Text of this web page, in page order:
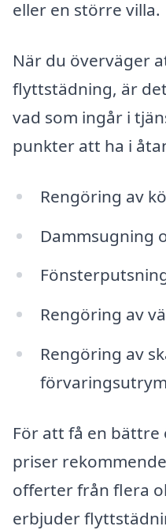
eller en större villa.
När du överväger
flyttstädning, är
vad som ingår i
punkter att ha i
Rengöring av
Dammsugning
Rengöring av
Rengöring av
För att få en bättre
priser
offerter från flera
erbjuder